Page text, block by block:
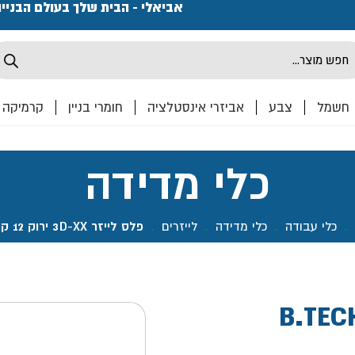
אביאלי - הבית שלך בעולם
חשמל צבע אביזרי אינסטלציה חומרי בניין קרמיקה
כלי מדידה
. כלי עבודה . כלי מדידה . לייזרים . פלס לייזר 3D-XX ירוק 12 קווים- B.TECH